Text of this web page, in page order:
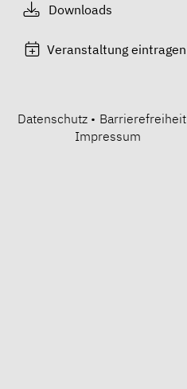
Downloads
Veranstaltung eintragen
Datenschutz • Barrierefreiheit
Impressum